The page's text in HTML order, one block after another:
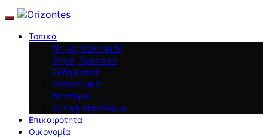
Τοπικά
Νομός Καστοριάς
Άργος Ορεστικό
Εκδηλώσεις
Αστυνομικά
Νεστόριο
Δυτική Μακεδονία
Επικαιρότητα
Οικονομία